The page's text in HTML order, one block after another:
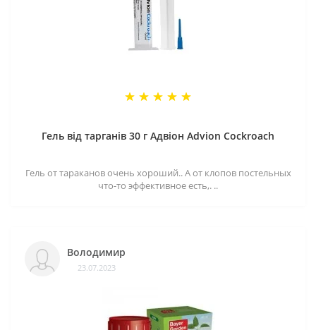
Гель від тарганів 30 г Адвіон Advion Cockroach
Гель от тараканов очень хороший.. А от клопов постельных
что-то эффективное есть,. ..
Володимир
23.07.2023